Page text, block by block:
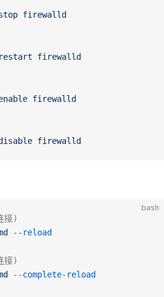
firewalld
firewalld
firewalld
firewalld
bash
接)
--reload
接)
--complete-reload